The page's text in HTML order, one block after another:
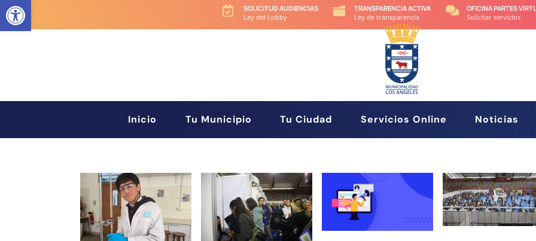

SOLICITUD AUDIENCIAS
Ley del Lobby

TRANSPARENCIA ACTIVA
Ley de transparencia

OFICINA PARTES
Solicitar servicios
Inicio Tu Municipio Tu Ciudad Servicios Online Noticias